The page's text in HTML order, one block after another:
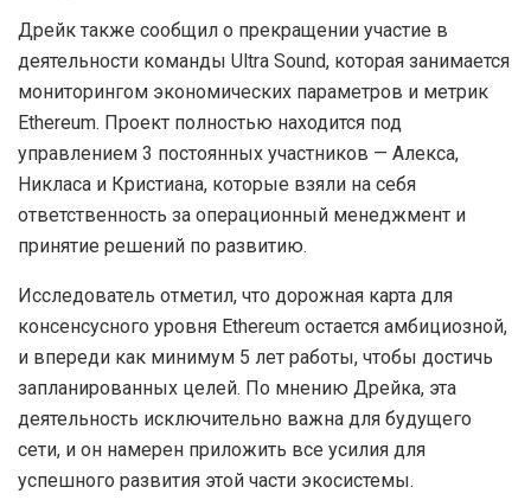
Дрейк также сообщил о прекращении участие в
деятельности команды Ultra Sound, которая занимается
мониторингом экономических параметров и метрик
Ethereum. Проект полностью находится под
управлением 3 постоянных участников — Алекса,
Никласа и Кристиана, которые взяли на себя
ответственность за операционный менеджмент и
принятие решений по развитию.
Исследователь отметил, что дорожная карта для
консенсусного уровня Ethereum остается амбициозной,
и впереди как минимум 5 лет работы, чтобы достичь
запланированных целей. По мнению Дрейка, эта
деятельность исключительно важна для будущего
сети, и он намерен приложить все усилия для
успешного развития этой части экосистемы.